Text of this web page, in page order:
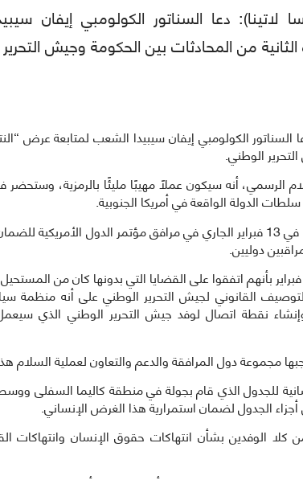
مارس (برنسا لاتينا): دعا السناتور الكولومبي إيفان
من المحادثات بين الحكومة وجيش
لاتينا): دعا السناتور الكولومبي إيفان سيبيدا الشعب لمتابعة عرض
الوطني.
أنه سيكون عملاً مهيبًا مليئًا بالرمزية،
الدولة الواقعة في أمريكا الجنوبية.
وبدأت الجولة الثانية من المحادثات بين الطرفين في 13 فبراير الجاري في مرافق مؤتمر الدول
دوليين.
وأفاد أعضاء “طاولة حوارات السلام” في ال 23 فبراير بأنهم اتفقوا على القضايا التي بدونها كان من
القانوني لجيش التحرير الوطني على أنه منظمة
نقطة اتصال لوفد جيش التحرير الوطني الذي
مجموعة دول المرافقة والدعم والتعاون لعملية السلام
للجدول الذي قام بجولة في منطقة كاليما السفلى
الجدول لضمان استمرارية هذا الغرض الإنساني.
الوفدين بشأن انتهاكات حقوق الإنسان وانتهاكات